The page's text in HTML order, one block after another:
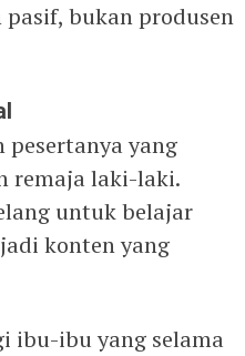
bukan produsen
yang
remaja laki-laki.
untuk belajar
konten yang
ibu-ibu yang selama